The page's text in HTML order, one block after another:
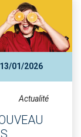
13/01/2026
Actualité